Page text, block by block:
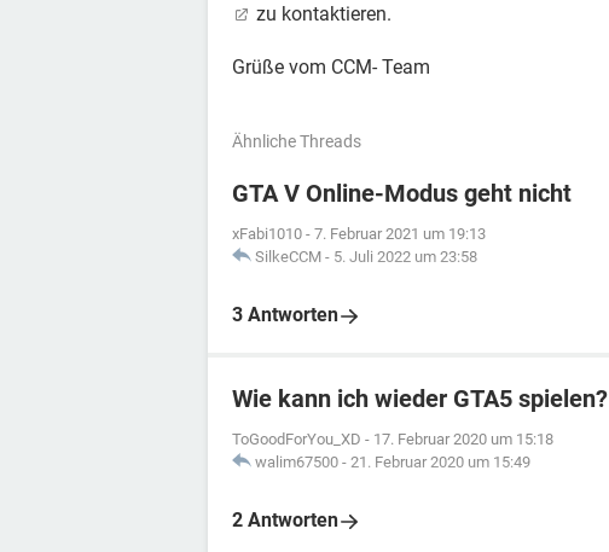
zu kontaktieren.
Grüße vom CCM- Team
Ähnliche Threads
GTA V Online-Modus geht nicht
xFabi1010 - 7. Februar 2021 um 19:13
SilkeCCM - 5. Juli 2022 um 23:58
3 Antworten
Wie kann ich wieder GTA5 spielen?
ToGoodForYou_XD - 17. Februar 2020 um 15:18
walim67500 - 21. Februar 2020 um 15:49
2 Antworten